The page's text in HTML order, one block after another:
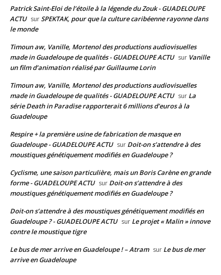
Patrick Saint-Eloi de l’étoile à la légende du Zouk - GUADELOUPE
ACTU sur SPEKTAK, pour que la culture caribéenne rayonne dans
le monde
Timoun aw, Vanille, Mortenol des productions audiovisuelles
made in Guadeloupe de qualités - GUADELOUPE ACTU sur Vanille
un film d’animation réalisé par Guillaume Lorin
Timoun aw, Vanille, Mortenol des productions audiovisuelles
made in Guadeloupe de qualités - GUADELOUPE ACTU sur La
série Death in Paradise rapporterait 6 millions d’euros à la
Guadeloupe
Respire + la première usine de fabrication de masque en
Guadeloupe - GUADELOUPE ACTU sur Doit-on s’attendre à des
moustiques génétiquement modifiés en Guadeloupe ?
Cyclisme, une saison particulière, mais un Boris Carène en grande
forme - GUADELOUPE ACTU sur Doit-on s’attendre à des
moustiques génétiquement modifiés en Guadeloupe ?
Doit-on s’attendre à des moustiques génétiquement modifiés en
Guadeloupe ? - GUADELOUPE ACTU sur Le projet « Malin » innove
contre le moustique tigre
Le bus de mer arrive en Guadeloupe ! – Atram sur Le bus de mer
arrive en Guadeloupe